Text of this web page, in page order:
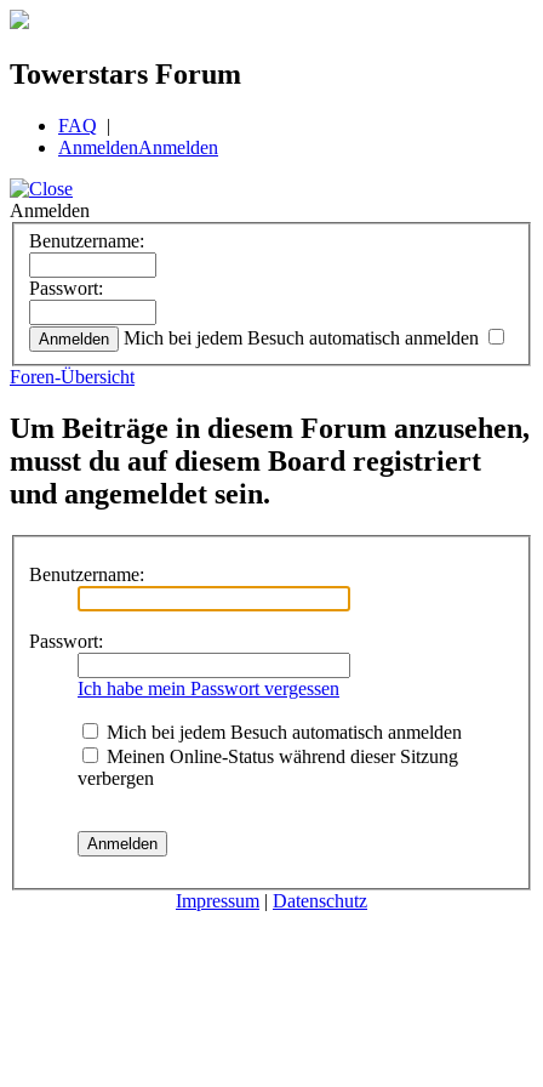
Towerstars Forum
FAQ |
AnmeldenAnmelden
Anmelden
Benutzername:
Passwort:
Mich bei jedem Besuch automatisch anmelden
Foren-Übersicht
Um Beiträge in diesem Forum anzusehen,
musst du auf diesem Board registriert
und angemeldet sein.
Benutzername:
Passwort:
Ich habe mein Passwort vergessen
Mich bei jedem Besuch automatisch anmelden
Meinen Online-Status während dieser Sitzung
verbergen
Impressum | Datenschutz